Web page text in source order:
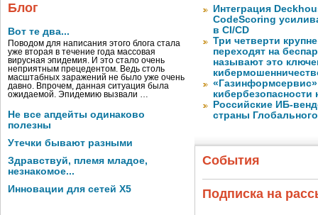
Блог
Вот те два...
Поводом для написания этого блога стала
уже вторая в течение года массовая
вирусная эпидемия. И это стало очень
неприятным прецедентом. Ведь столь
масштабных заражений не было уже очень
давно. Впрочем, данная ситуация была
ожидаемой. Эпидемию вызвали …
Не все апдейты одинаково
полезны
Утечки бывают разными
Здравствуй, племя младое,
незнакомое...
Инновации для сетей X5
Интеграция
CodeScoring
в CI/CD
Три четверти
переходят на
называют это
Российские ИБ-
страны
События
Подписка на